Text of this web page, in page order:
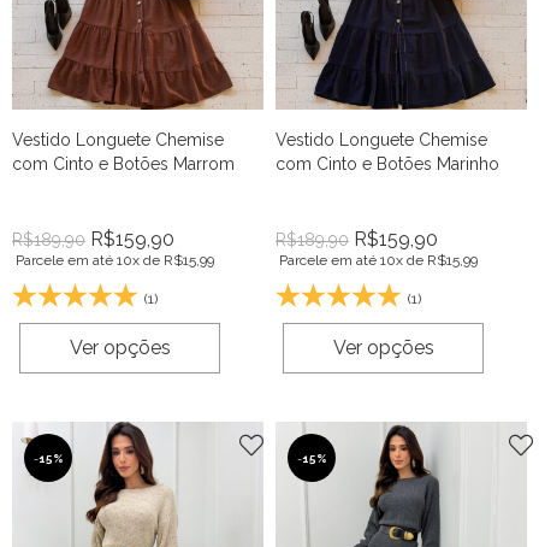
Vestido Longuete Chemise
com Cinto e Botões Marrom
R$189,90 R$159,90
Parcele em até 10x de R$15,99
(1)
Ver opções
Vestido Longuete Chemise
com Cinto e Botões Marinho
R$189,90 R$159,90
Parcele em até 10x de R$15,99
(1)
Ver opções
-15% -15%